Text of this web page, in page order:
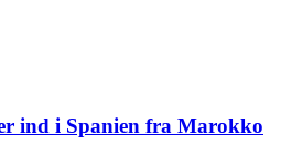
ind i Spanien fra Marokko